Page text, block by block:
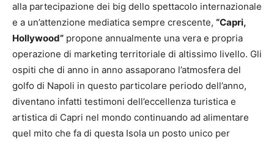
alla partecipazione dei big dello spettacolo internazionale
e a un’attenzione mediatica sempre crescente, “Capri,
Hollywood” propone annualmente una vera e propria
operazione di marketing territoriale di altissimo livello. Gli
ospiti che di anno in anno assaporano l’atmosfera del
golfo di Napoli in questo particolare periodo dell’anno,
diventano infatti testimoni dell’eccellenza turistica e
artistica di Capri nel mondo continuando ad alimentare
quel mito che fa di questa Isola un posto unico per